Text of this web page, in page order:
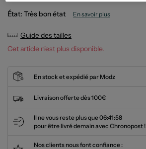
État: Très bon état En savoir plus
Guide des tailles
Cet article n'est plus disponible.
En stock et expédié par Modz
Livraison offerte dès 100€
Il ne vous reste plus que06:41:57
pour être livré demain avec Chronopost !
Nos clients nous font confiance :